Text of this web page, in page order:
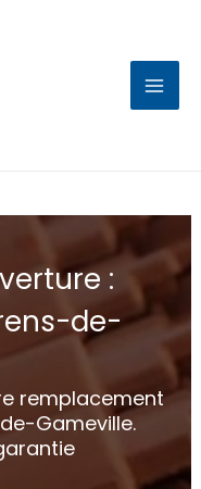
:
de-
remplacement
Gameville.